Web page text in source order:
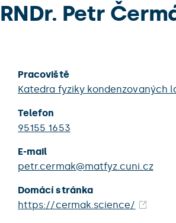
RNDr. Petr
Pracoviště
Katedra fyziky kondenzovaných
Telefon
95155 1653
E-mail
petr.cermak@matfyz.cuni.cz
Domácí stránka
https://cermak.science/